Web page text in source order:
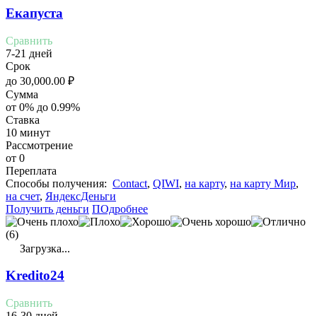
Екапуста
Сравнить
7-21 дней
Срок
до 30,000.00 ₽
Сумма
от 0% до 0.99%
Ставка
10 минут
Рассмотрение
от 0
Переплата
Cпособы получения: Contact, QIWI, на карту, на карту Мир,
на счет, ЯндексДеньги
Получить деньги ПОдробнее
(6)
Загрузка...
Kredito24
Сравнить